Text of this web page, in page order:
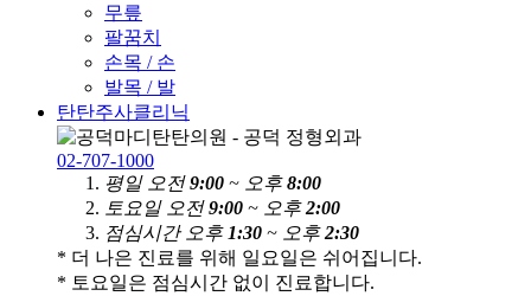
무릎
팔꿈치
손목 / 손
발목 / 발
탄탄주사클리닉
02-707-1000
평일 오전9:00 ~ 오후8:00
토요일 오전9:00 ~ 오후2:00
점심시간 오후1:30 ~ 오후2:30
* 더 나은 진료를 위해 일요일은 쉬어집니다.
* 토요일은 점심시간 없이 진료합니다.